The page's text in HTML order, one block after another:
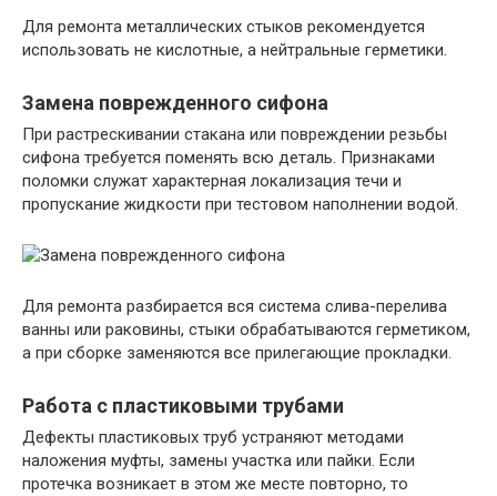
Для ремонта металлических стыков рекомендуется
использовать не кислотные, а нейтральные герметики.
Замена поврежденного сифона
При растрескивании стакана или повреждении резьбы
сифона требуется поменять всю деталь. Признаками
поломки служат характерная локализация течи и
пропускание жидкости при тестовом наполнении водой.
Для ремонта разбирается вся система слива-перелива
ванны или раковины, стыки обрабатываются герметиком,
а при сборке заменяются все прилегающие прокладки.
Работа с пластиковыми трубами
Дефекты пластиковых труб устраняют методами
наложения муфты, замены участка или пайки. Если
протечка возникает в этом же месте повторно, то